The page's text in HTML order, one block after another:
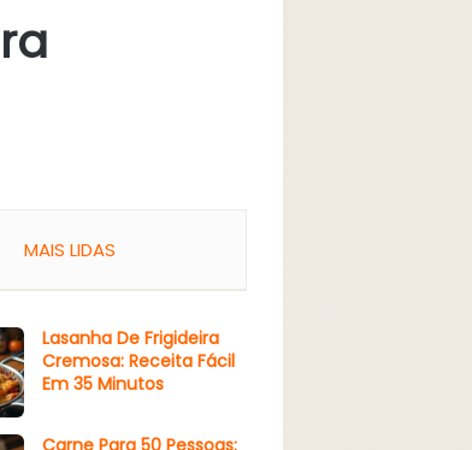
MAIS LIDAS
Lasanha De Frigideira
Cremosa: Receita Fácil
Em 35 Minutos
Carne Para 50 Pessoas: